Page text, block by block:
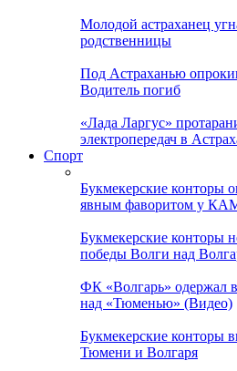
Молодой астраханец
родственницы
Под Астраханью
Водитель погиб
«Лада Ларгус»
электропередач в
Спорт
Букмекерские конторы
явным фаворитом у
Букмекерские конторы
победы Волги над
ФК «Волгарь» одержал
над «Тюменью» (Видео)
Букмекерские конторы
Тюмени и Волгаря